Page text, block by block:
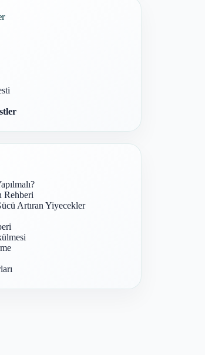
Rehberi
Artıran Yiyecekler